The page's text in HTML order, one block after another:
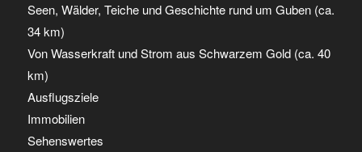
Seen, Wälder, Teiche und Geschichte rund um Guben (ca.
34 km)
Von Wasserkraft und Strom aus Schwarzem Gold (ca. 40
km)
Ausflugsziele
Immobilien
Sehenswertes